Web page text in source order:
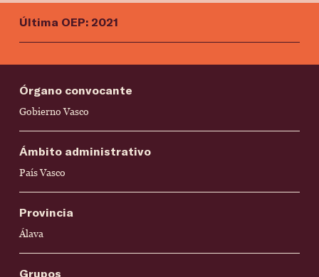
Última OEP: 2021
Órgano convocante
Gobierno Vasco
Ámbito administrativo
País Vasco
Provincia
Álava
Grupos